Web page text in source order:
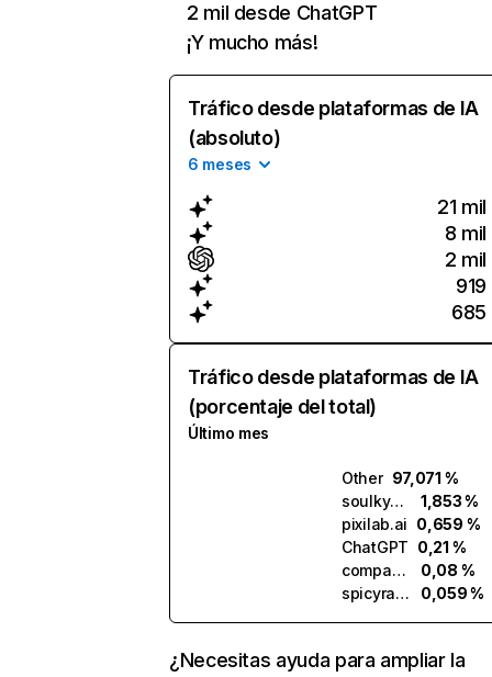
2 mil desde ChatGPT
¡Y mucho más!
Tráfico desde plataformas de IA
(absoluto)
6 meses
21 mil
8 mil
2 mil
919
685
Tráfico desde plataformas de IA
(porcentaje del total)
Último mes
Other 97,071 %
soulkyn.ai
1,853 %
pixilab.ai 0,659 %
ChatGPT 0,21 %
companionguide.ai
0,08 %
spicyranks.ai
0,059 %
¿Necesitas ayuda para ampliar la